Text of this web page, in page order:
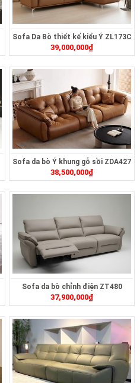
Sofa Da Bò thiết kế kiểu Ý ZL173C
39,000,000₫
Sofa da bò Ý khung gỗ sồi ZDA427
38,500,000₫
Sofa da bò chỉnh điện ZT480
37,900,000₫